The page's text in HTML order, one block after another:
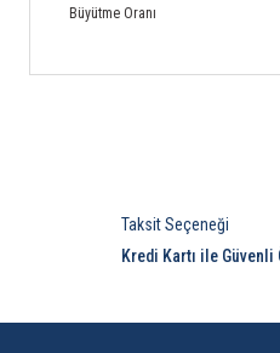
Büyütme Oranı
Taksit Seçeneği
Kredi Kartı ile Güvenli